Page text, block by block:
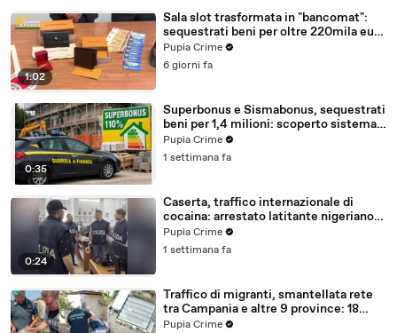
1:02
Sala slot trasformata in "bancomat":
sequestrati beni per oltre 220mila euro
a due coniugi (29.07.26)
Pupia Crime
6 giorni fa
0:35
Superbonus e Sismabonus, sequestrati
beni per 1,4 milioni: scoperto sistema
con false abitazioni (29.07.26)
Pupia Crime
1 settimana fa
0:24
Caserta, traffico internazionale di
cocaina: arrestato latitante nigeriano
ricercato dal 2019 (28.07.26)
Pupia Crime
1 settimana fa
Traffico di migranti, smantellata rete
tra Campania e altre 9 province: 18
arresti (27.07.26)
Pupia Crime